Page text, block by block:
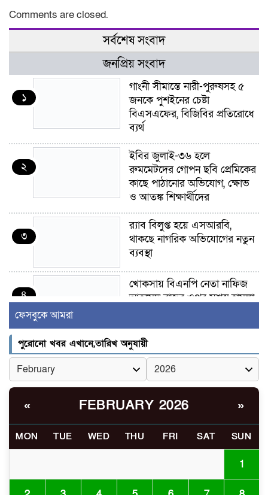
Comments are closed.
সর্বশেষ সংবাদ
জনপ্রিয় সংবাদ
১
গাংনী সীমান্তে নারী-পুরুষসহ ৫
জনকে পুশইনের চেষ্টা
বিএসএফের, বিজিবির প্রতিরোধে
ব্যর্থ
২
ইবির জুলাই-৩৬ হলে
রুমমেটদের গোপন ছবি প্রেমিকের
কাছে পাঠানোর অভিযোগ, ক্ষোভ
ও আতঙ্ক শিক্ষার্থীদের
৩
র‍্যাব বিলুপ্ত হয়ে এসআরবি,
থাকছে নাগরিক অভিযোগের নতুন
ব্যবস্থা
৪
খোকসায় বিএনপি নেতা নাফিজ
আহমেদ রাজুর ওপর সশস্ত্র হামলা,
৫
সাঈদীর ছবিতে জুতা
নিক্ষেপকারীরা ‘জারজ সন্তান’:
আমির হামজা
৬
ইসলামী বিশ্ববিদ্যালয়র ৪৪
তৎপরতার অভিযোগ/ তদন্তে
গঠিত হলো উচ্চপর্যায়ের কমিটি
৭
ফেসবুকে আমরা
পুরোনো খবর এখানে,তারিখ অনুযায়ী
« FEBRUARY 2026 »
MON TUE WED THU FRI SAT SUN
1